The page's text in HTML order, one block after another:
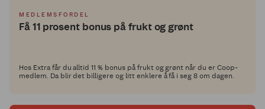
MEDLEMSFORDEL
Få 11 prosent bonus på frukt og grønt
Hos Extra får du alltid 11 % bonus på frukt og grønt når du er Coop-
medlem. Da blir det billigere og litt enklere å få i seg 8 om dagen.